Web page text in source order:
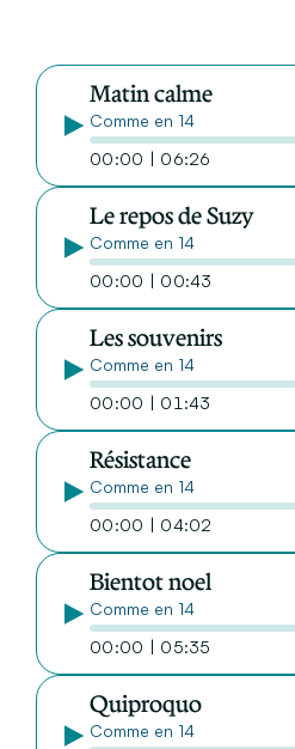
Matin calme
Comme en 14
00:00 | 06:26
Le repos de Suzy
Comme en 14
00:00 | 00:43
Les souvenirs
Comme en 14
00:00 | 01:43
Résistance
Comme en 14
00:00 | 04:02
Bientot noel
Comme en 14
00:00 | 05:35
Quiproquo
Comme en 14